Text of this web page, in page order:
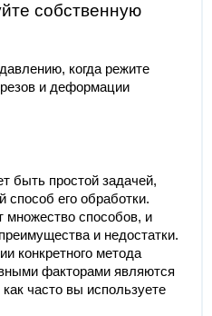
собственную
когда режите
и деформации
быть простой задачей,
способ его обработки.
множество способов, и
и недостатки.
конкретного метода
факторами являются
часто вы используете